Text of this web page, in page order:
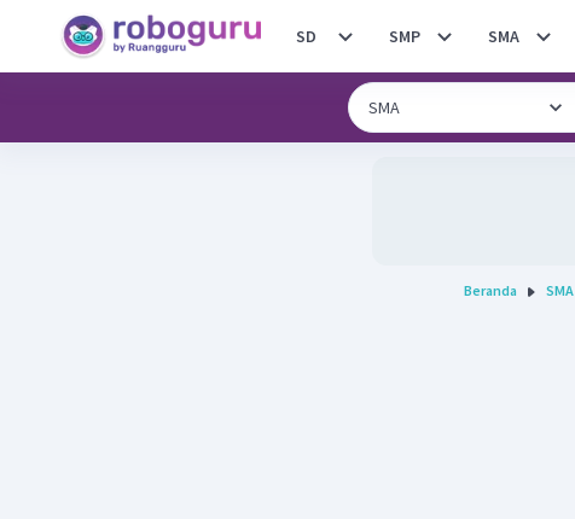
SD SMP SMA
Beranda SMA